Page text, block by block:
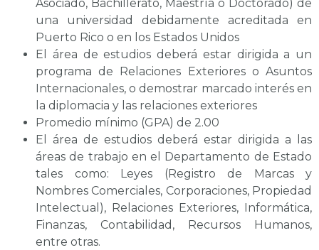
Asociado, Bachillerato, Maestría o Doctorado) de
una universidad debidamente acreditada en
Puerto Rico o en los Estados Unidos
El área de estudios deberá estar dirigida a un
programa de Relaciones Exteriores o Asuntos
Internacionales, o demostrar marcado interés en
la diplomacia y las relaciones exteriores
Promedio mínimo (GPA) de 2.00
El área de estudios deberá estar dirigida a las
áreas de trabajo en el Departamento de Estado
tales como: Leyes (Registro de Marcas y
Nombres Comerciales, Corporaciones, Propiedad
Intelectual), Relaciones Exteriores, Informática,
Finanzas, Contabilidad, Recursos Humanos,
entre otras.